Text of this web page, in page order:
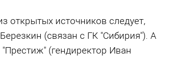
открытых источников следует,
(связан с ГК "Сибирия"). А
(гендиректор Иван